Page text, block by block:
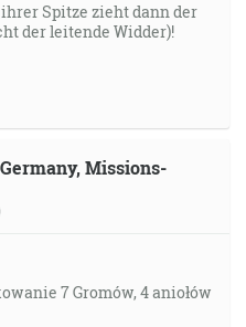
Spitze zieht dann der
der leitende Widder)!
Missions-
7 Gromów, 4 aniołów